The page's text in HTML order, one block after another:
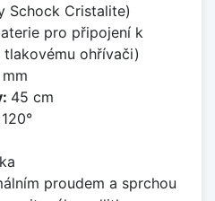
Schock Cristalite)
pro připojení k
ohřívači)
45 cm
proudem a sprchou